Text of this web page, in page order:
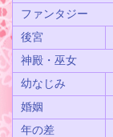
ファンタジー
後宮
神殿・巫女
幼なじみ
婚姻
年の差